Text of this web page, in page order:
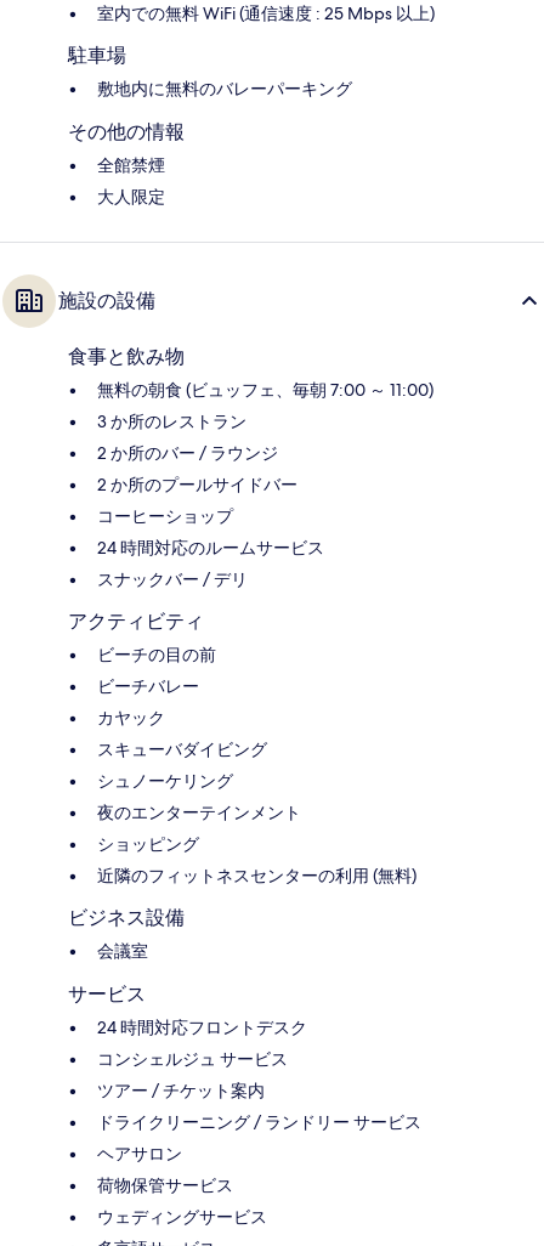
室内での無料 WiFi (通信速度 : 25 Mbps 以上)
駐車場
敷地内に無料のバレーパーキング
その他の情報
全館禁煙
大人限定
施設の設備
食事と飲み物
無料の朝食 (ビュッフェ、毎朝 7:00 ～ 11:00)
3 か所のレストラン
2 か所のバー / ラウンジ
2 か所のプールサイドバー
コーヒーショップ
24 時間対応のルームサービス
スナックバー / デリ
アクティビティ
ビーチの目の前
ビーチバレー
カヤック
スキューバダイビング
シュノーケリング
夜のエンターテインメント
ショッピング
近隣のフィットネスセンターの利用 (無料)
ビジネス設備
会議室
サービス
24 時間対応フロントデスク
コンシェルジュ サービス
ツアー / チケット案内
ドライクリーニング / ランドリー サービス
ヘアサロン
荷物保管サービス
ウェディングサービス